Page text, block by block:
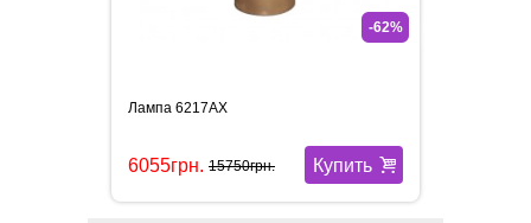
-62%
Лампа 6217AX
Купить
6055грн. 15750грн.